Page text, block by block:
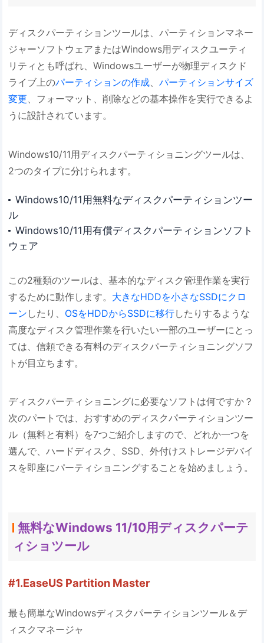
ディスクパーティションツールは、パーティションマネー
ジャーソフトウェアまたはWindows用ディスクユーティ
リティとも呼ばれ、Windowsユーザーが物理ディスクド
ライブ上のパーティションの作成、パーティションサイズ
変更、フォーマット、削除などの基本操作を実行できるよ
うに設計されています。
Windows10/11用ディスクパーティショニングツールは、
2つのタイプに分けられます。
Windows10/11用無料なディスクパーティションツー
ル
Windows10/11用有償ディスクパーティションソフト
ウェア
この2種類のツールは、基本的なディスク管理作業を実行
するために動作します。 大きなHDDを小さなSSDにクロ
ーン したり、 OSをHDDからSSDに移行したりするような
高度なディスク管理作業を行いたい一部のユーザーにとっ
ては、信頼できる有料のディスクパーティショニングソフ
トが目立ちます。
ディスクパーティショニングに必要なソフトは何ですか？
次のパートでは、おすすめのディスクパーティションツー
ル（無料と有料）を7つご紹介しますので、どれか一つを
選んで、ハードディスク、SSD、外付けストレージデバイ
スを即座にパーティショニングすることを始めましょう。
無料なWindows 11/10用ディスクパーテ
ィショツール
#1.EaseUS Partition Master
最も簡単なWindowsディスクパーティションツール＆デ
ィスクマネージャ